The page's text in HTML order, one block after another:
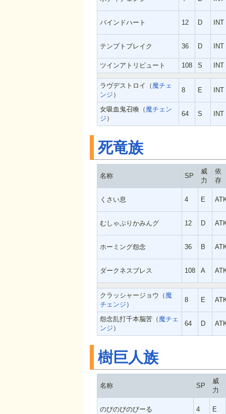
バインドハート 12 D INT
テンプトブレイク 36 D INT
ツインアトリビュート 108 S INT
ラヴデストロイ（ 魔チェ
ンジ ）
8 E INT
女吸血鬼召喚（ 魔チェン
ジ ）
64 S INT
死竜族
名称 SP
威
力
依
存
くさい息 4 E
むしゃぶりかみんグ 12 D
ホーミング怨念 36 B
ダークネスブレス 108 A
クラッシャージョウ（ 魔
チェンジ ）
8 E
怨念乱打千本脳苦（ 魔チェ
ンジ ）
64 D
樹巨人族
名称 SP
威
力
のびのびのびーる 4 E